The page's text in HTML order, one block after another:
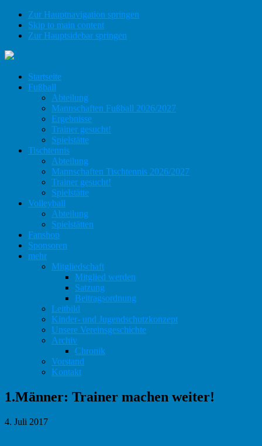
Zur Hauptnavigation springen
Skip to main content
Zur Hauptsidebar springen
Startseite
Fußball
Abteilung
Mannschaften Fußball 2026/2027
Ergebnisse
Trainer gesucht!
Spielstätte
Tischtennis
Abteilung
Mannschaften Tischtennis 2026/2027
Trainer gesucht!
Spielstätte
Volleyball
Abteilung
Spielstätten
Fanshop
Sponsoren
mehr
Mitgliedschaft
Mitglied werden
Satzung
Beitragsordnung
Leitbild
Kinder- und Jugendschutzkonzept
Unsere Vereinsgeschichte
Archiv
Chronik
Vorstand
Kontakt
1.Männer: Trainer machen weiter!
4. Juli 2017